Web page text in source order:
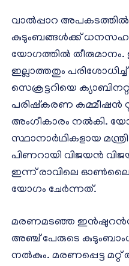
വാല്‍പ്പാറ അപകടത്തില്‍
കുടുംബങ്ങള്‍ക്ക്
യോഗത്തില്‍
ഇല്ലാത്തതും
സെക്രട്ടറിയെ
പരിഷ്‌കരണ കമ്മീഷന്‍
അംഗീകാരം നല്‍കി.
സ്ഥാനാര്‍ഥികളായ മന്ത്രി
പിണറായി വിജയന്‍
ഇന്ന് രാവിലെ
യോഗം ചേര്‍ന്നത്.
മരണമടഞ്ഞ ഇന്‍ഷുറന്‍സ്
അഞ്ച് പേരുടെ
നല്‍കും. മരണപ്പെട്ട